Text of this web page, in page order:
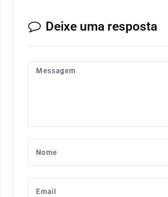
Deixe uma resposta